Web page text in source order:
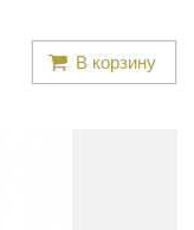
В корзину